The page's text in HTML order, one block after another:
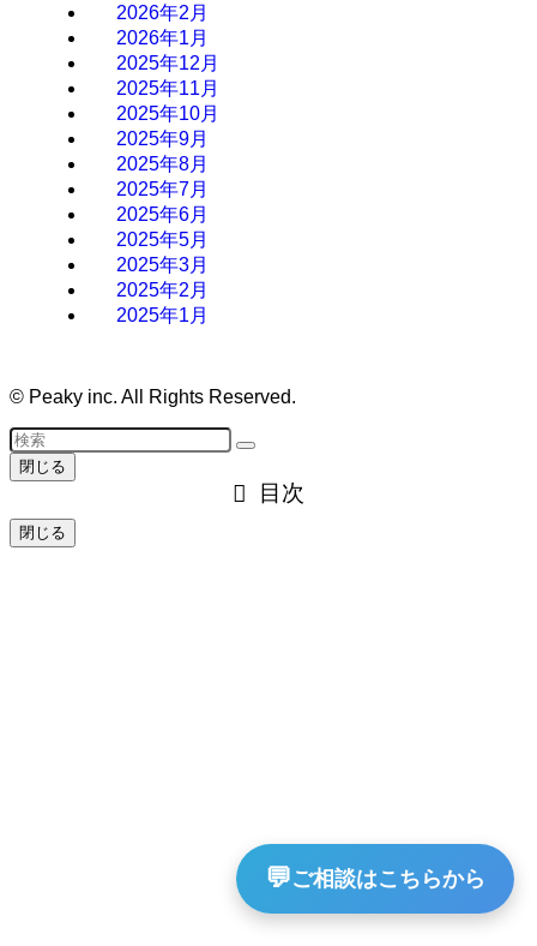
2026年2月
2026年1月
2025年12月
2025年11月
2025年10月
2025年9月
2025年8月
2025年7月
2025年6月
2025年5月
2025年3月
2025年2月
2025年1月
💬ご相談はこちらから
© Peaky inc. All Rights Reserved.
閉じる
目次
閉じる